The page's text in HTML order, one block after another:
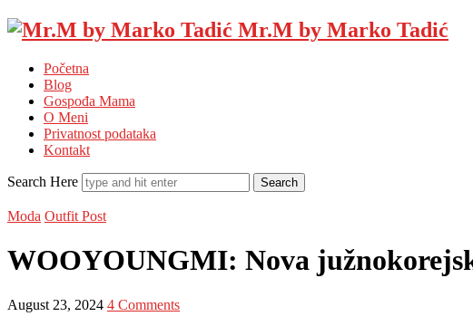
Mr.M by Marko Tadić
Početna
Blog
Gospođa Mama
O Meni
Privatnost podataka
Kontakt
Search Here
Moda Outfit Post
WOOYOUNGMI: Nova
August 23, 2024 4 Comments